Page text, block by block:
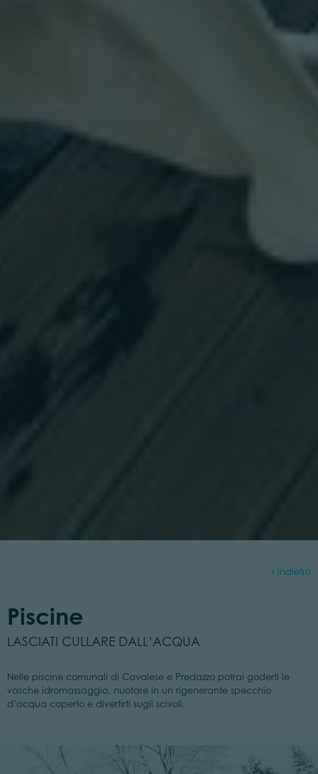
indietro
Piscine
LASCIATI CULLARE DALL’ACQUA
Nelle piscine comunali di Cavalese e Predazzo potrai goderti le
vasche idromassaggio, nuotare in un rigenerante specchio
d’acqua coperto e divertirti sugli scivoli.